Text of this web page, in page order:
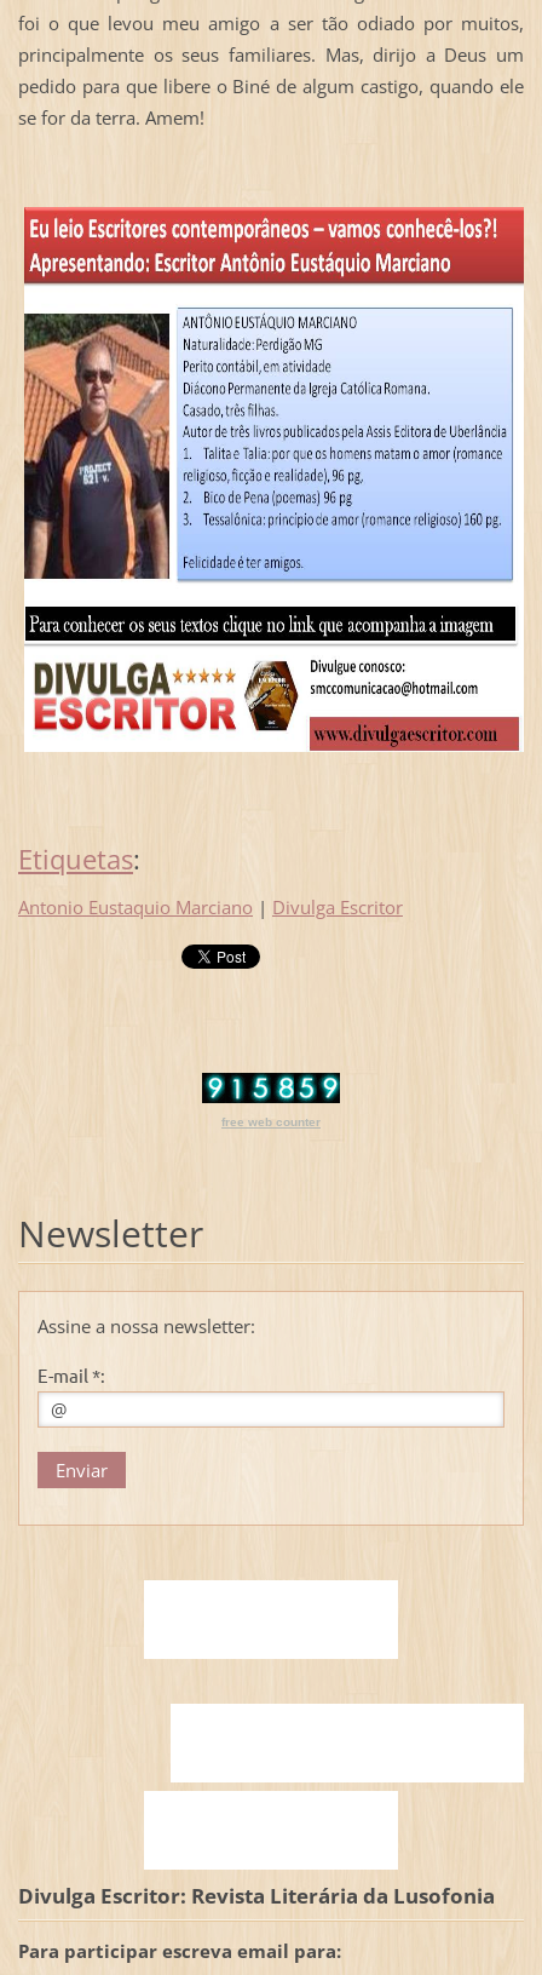
foi o que levou meu amigo a ser tão odiado por muitos,
principalmente os seus familiares. Mas, dirijo a Deus um
pedido para que libere o Biné de algum castigo, quando ele
se for da terra. Amem!
Etiquetas:
Antonio Eustaquio Marciano | Divulga Escritor
free web counter
Newsletter
Assine a nossa newsletter:
E-mail *:
Divulga Escritor: Revista Literária da Lusofonia
Para participar escreva email para: